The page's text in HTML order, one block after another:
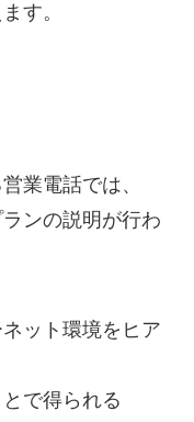
す。
業電話では、
ンの説明が行わ
ット環境をヒア
で得られる